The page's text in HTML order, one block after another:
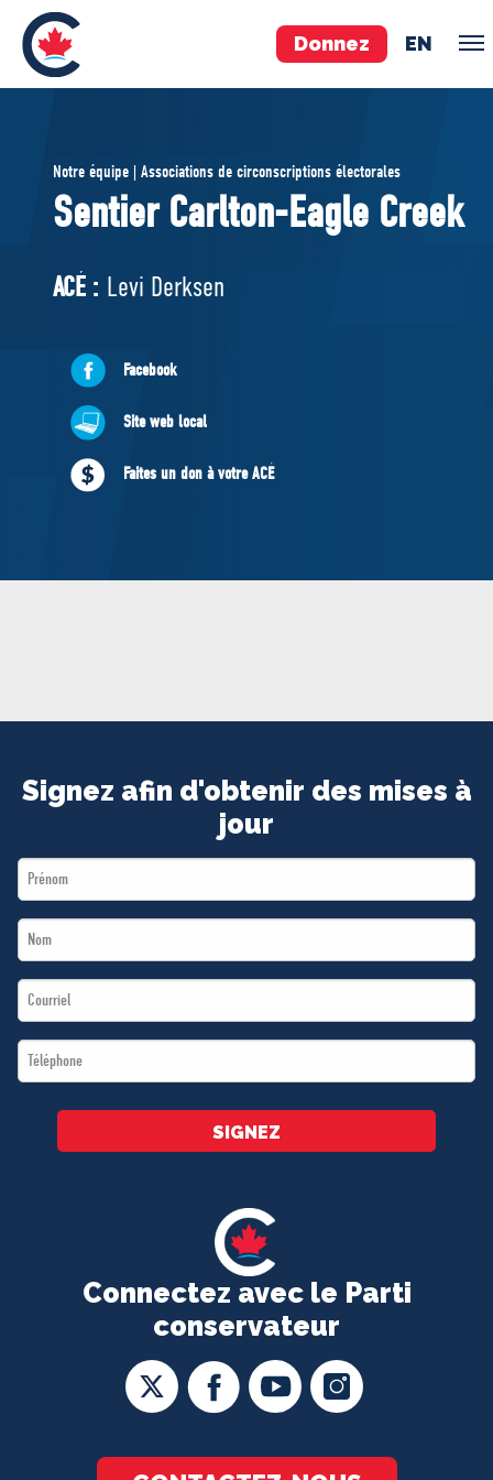
Donnez EN
ÉQUIPE
Pierre Poilievre
Vos députés conservateurs
Cabinet fantôme
Exécutif national
À PROPOS
Documents constitutifs
ADHÉREZ
Notre équipe | Associations de circonscriptions électorales
Sentier Carlton-Eagle Creek
ACÉ : Levi Derksen
Facebook
Site web local
Faites un don à votre ACÉ
Connectez avec le Parti
conservateur
Signez afin d'obtenir des mises à
jour
First
Name
Last
Name
Email
*
Téléphone
*
SIGNEZ